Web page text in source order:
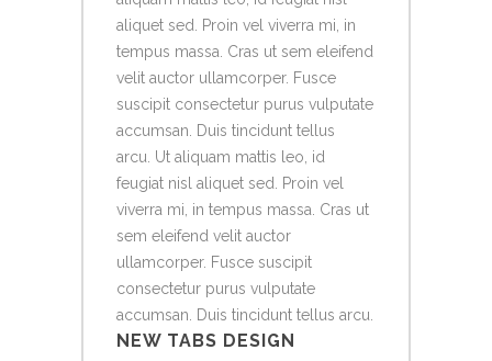
aliquet sed. Proin vel viverra mi, in
tempus massa. Cras ut sem eleifend
velit auctor ullamcorper. Fusce
suscipit consectetur purus vulputate
accumsan. Duis tincidunt tellus
arcu. Ut aliquam mattis leo, id
feugiat nisl aliquet sed. Proin vel
viverra mi, in tempus massa. Cras ut
sem eleifend velit auctor
ullamcorper. Fusce suscipit
consectetur purus vulputate
accumsan. Duis tincidunt tellus arcu.
NEW TABS DESIGN